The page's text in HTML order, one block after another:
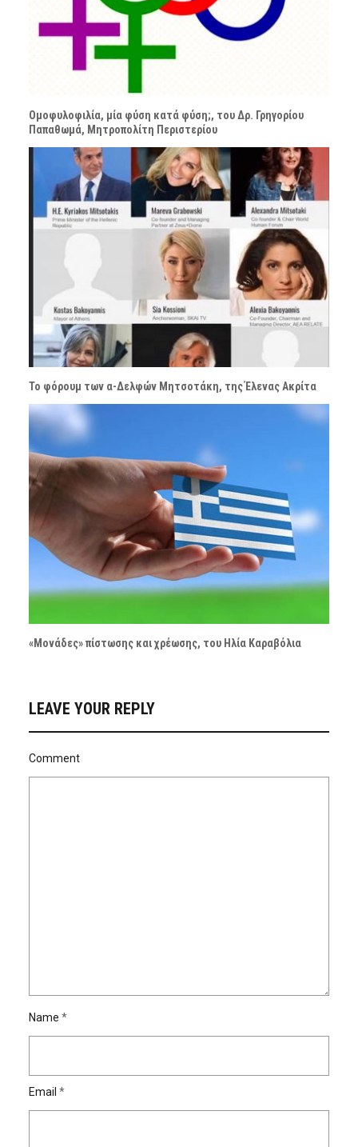
Ομοφυλοφιλία, μία φύση κατά φύση;, του Δρ. Γρηγορίου
Παπαθωμά, Μητροπολίτη Περιστερίου
Το φόρουμ των α-Δελφών Μητσοτάκη, της Έλενας Ακρίτα
«Μονάδες» πίστωσης και χρέωσης, του Ηλία Καραβόλια
LEAVE YOUR REPLY
Comment
Name *
Email *